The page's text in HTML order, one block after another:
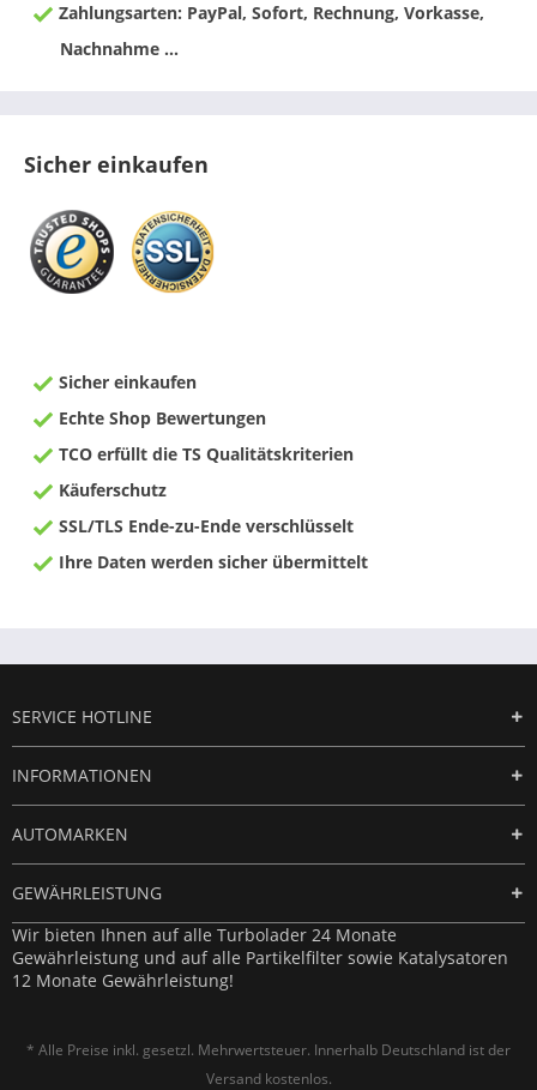
Zahlungsarten: PayPal, Sofort, Rechnung, Vorkasse,
Nachnahme ...
Sicher einkaufen
Sicher einkaufen
Echte Shop Bewertungen
TCO erfüllt die TS Qualitätskriterien
Käuferschutz
SSL/TLS Ende-zu-Ende verschlüsselt
Ihre Daten werden sicher übermittelt
SERVICE HOTLINE
INFORMATIONEN
AUTOMARKEN
GEWÄHRLEISTUNG
Wir bieten Ihnen auf alle Turbolader 24 Monate
Gewährleistung und auf alle Partikelfilter sowie Katalysatoren
12 Monate Gewährleistung!
* Alle Preise inkl. gesetzl. Mehrwertsteuer. Innerhalb Deutschland ist der
Versand kostenlos.